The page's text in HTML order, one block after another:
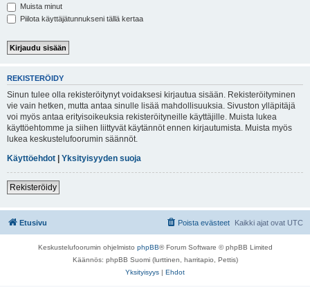
Muista minut
Piilota käyttäjätunnukseni tällä kertaa
REKISTERÖIDY
Sinun tulee olla rekisteröitynyt voidaksesi kirjautua sisään. Rekisteröityminen
vie vain hetken, mutta antaa sinulle lisää mahdollisuuksia. Sivuston ylläpitäjä
voi myös antaa erityisoikeuksia rekisteröityneille käyttäjille. Muista lukea
käyttöehtomme ja siihen liittyvät käytännöt ennen kirjautumista. Muista myös
lukea keskustelufoorumin säännöt.
Käyttöehdot | Yksityisyyden suoja
Rekisteröidy
Etusivu Kaikki ajat ovat UTC
Poista evästeet
Keskustelufoorumin ohjelmisto phpBB® Forum Software © phpBB Limited
Käännös: phpBB Suomi (lurttinen, harritapio, Pettis)
Yksityisyys | Ehdot